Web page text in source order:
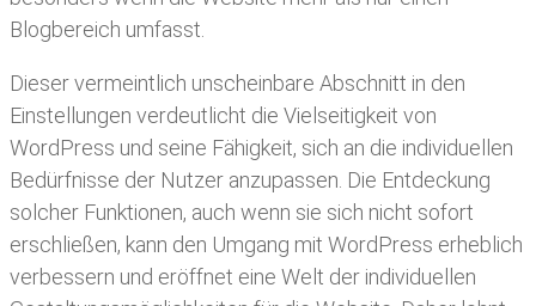
Blogbereich umfasst.
Dieser vermeintlich unscheinbare Abschnitt in den
Einstellungen verdeutlicht die Vielseitigkeit von
WordPress und seine Fähigkeit, sich an die individuellen
Bedürfnisse der Nutzer anzupassen. Die Entdeckung
solcher Funktionen, auch wenn sie sich nicht sofort
erschließen, kann den Umgang mit WordPress erheblich
verbessern und eröffnet eine Welt der individuellen